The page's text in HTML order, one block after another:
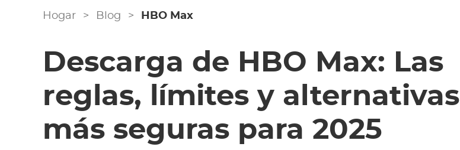
Hogar > Blog > HBO Max
Descarga de HBO Max: Las
reglas, límites y alternativas
más seguras para 2025